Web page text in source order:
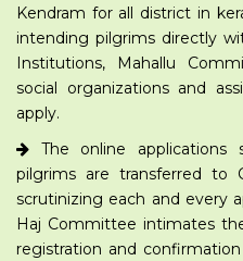
Kendram for all district in
intending pilgrims directly
Institutions, Mahallu
social organizations and
apply.
The online
pilgrims are transferred to
scrutinizing each and every
Haj Committee intimates
registration and